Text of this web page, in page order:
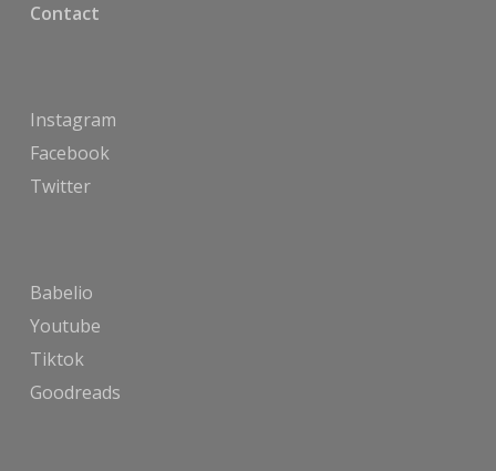
Contact
Instagram
Facebook
Twitter
Babelio
Youtube
Tiktok
Goodreads